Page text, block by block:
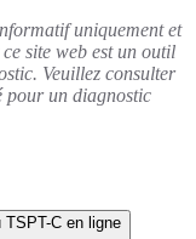
uniquement et
site web est un outil
Veuillez consulter
pour un diagnostic
C en ligne